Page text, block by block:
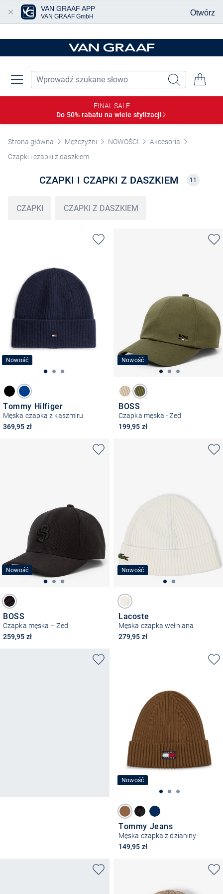
FINAL SALE
Do 50% rabatu na wiele stylizacji
Strona główna Mężczyźni NOWOŚCI
Akcesoria
Czapki i czapki z daszkiem
CZAPKI I CZAPKI Z DASZKIEM 11
CZAPKI CZAPKI Z DASZKIEM
Nowość
Tommy Hilfiger
Męska czapka z kaszmiru
369,95 zł
Nowość
BOSS
Czapka męska - Zed
199,95 zł
Nowość
BOSS
Czapka męska – Zed
259,95 zł
Nowość
Lacoste
Męska czapka wełniana
279,95 zł
Nowość
Tommy Jeans
Męska czapka z dzianiny
149,95 zł
VAN GRAAF APP
VAN GRAAF GmbH Otwórz